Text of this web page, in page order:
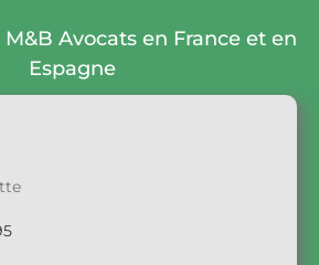
Avocats en France et en
Espagne